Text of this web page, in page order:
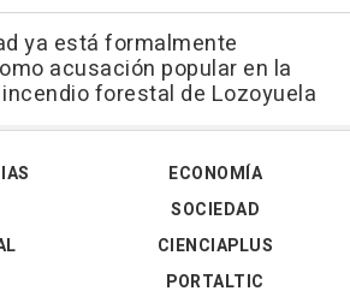
ya está formalmente
acusación popular en la
forestal de Lozoyuela
ECONOMÍA
SOCIEDAD
CIENCIAPLUS
PORTALTIC